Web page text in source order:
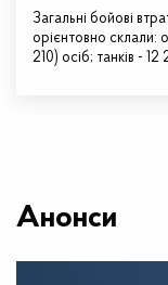
Загальні бойові
орієнтовно склали:
210) осіб; танків - 12
Анонси